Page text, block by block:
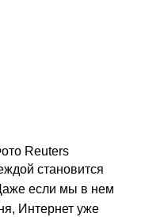
Reuters
становится
если мы в нем
Интернет уже